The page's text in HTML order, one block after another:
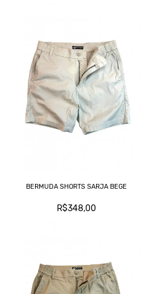
BERMUDA SHORTS SARJA BEGE
R$348,00